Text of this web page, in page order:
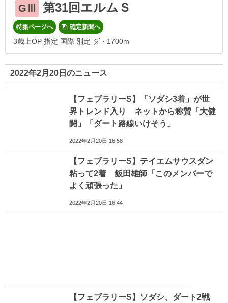
GⅢ 第31回エルムＳ
特集ページへ 確定新聞へ
3歳上OP 指定 国際 別定 ダ・1700m
2022年2月20日のニュース
【フェブラリーS】「ソダシ3着」が世
界トレンド入り ネットから称賛「大健
闘」「ダート路線いけそう」
2022年2月20日 16:58
【フェブラリーS】テイエムサウスダン
粘って2着 飯田雄師「このメンバーで
よく頑張った」
2022年2月20日 16:44
【フェブラリーS】ソダシ、ダート2戦